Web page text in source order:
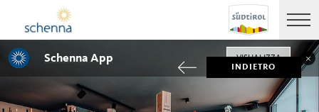
INDIETRO
Schenna App VISUALIZZA